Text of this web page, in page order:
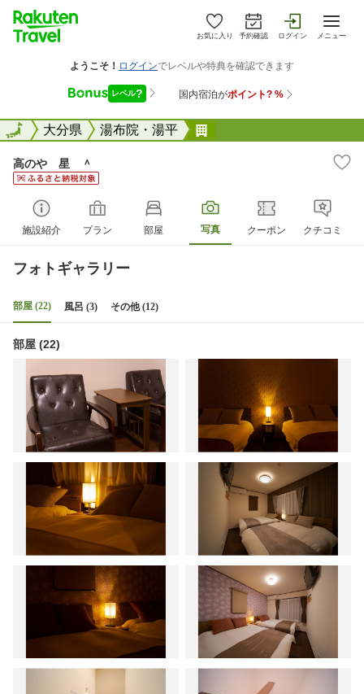
お気に入り 予約確認 ログイン メニュー
全国大分県 湯布院・湯平
全国
高のや 星 ＾
施設紹介 プラン 部屋 写真 クーポン クチコミ
フォトギャラリー
部屋 (22) 風呂 (3) その他 (12)
部屋 (22)